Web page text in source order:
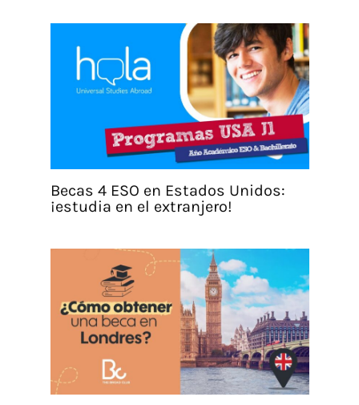
Becas 4 ESO en Estados Unidos:
¡estudia en el extranjero!